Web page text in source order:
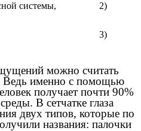
системы, 2)
системе 3)
можно считать
Ведь именно с помощью
получает почти 90%
В сетчатке глаза
двух типов, которые по
названия: палочки